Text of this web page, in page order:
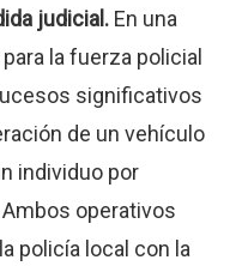
judicial. En una
la fuerza policial
significativos
de un vehículo
individuo por
operativos
policía local con la